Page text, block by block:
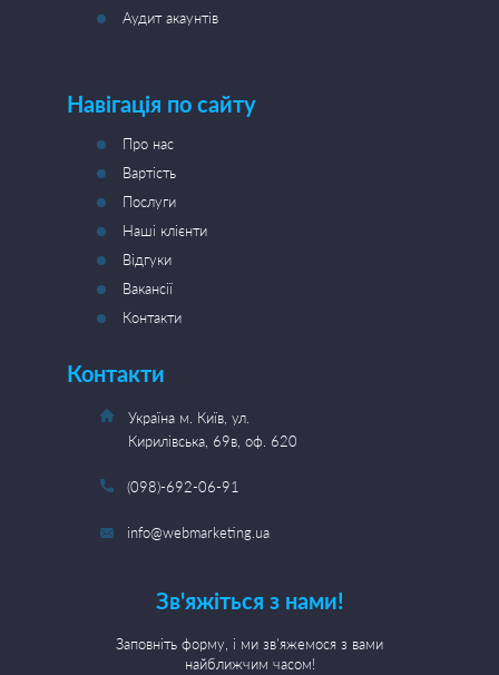
Аудит акаунтів
Навігація по сайту
Про нас
Вартість
Послуги
Наші клієнти
Відгуки
Вакансії
Контакти
Контакти
Україна м. Київ, ул.
Кирилівська, 69в, оф. 620
(098)-692-06-91
info@webmarketing.ua
Зв'яжіться з нами!
Заповніть форму, і ми зв'яжемося з вами
найближчим часом!